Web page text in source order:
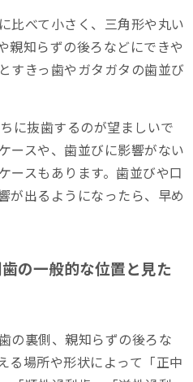
比べて小さく、三角形や丸い
親知らずの後ろなどにできや
すきっ歯やガタガタの歯並び
に抜歯するのが望ましいで
ースや、歯並びに影響がない
ースもあります。歯並びや口
が出るようになったら、早め
の一般的な位置と見た
の裏側、親知らずの後ろな
る場所や形状によって「正中